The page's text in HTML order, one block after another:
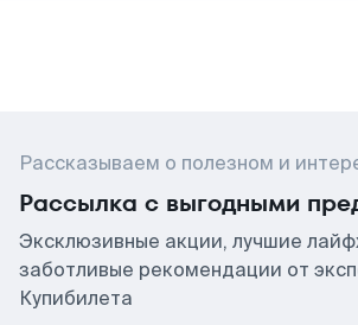
Рассказываем о полезном и
Рассылка с выгодными
Эксклюзивные акции, лучшие
заботливые рекомендации от
Купибилета